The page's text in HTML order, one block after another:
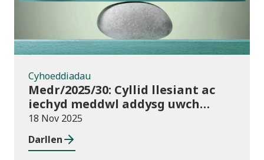
Cyhoeddiadau
Medr/2025/30: Cyllid llesiant ac
iechyd meddwl addysg uwch
2025/26
18 Nov 2025
Darllen